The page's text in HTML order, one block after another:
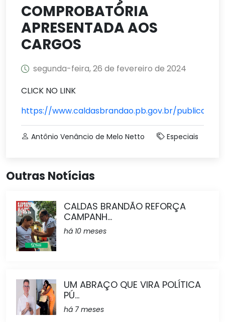
COMPROBATÓRIA
APRESENTADA AOS
CARGOS
segunda-feira, 26 de fevereiro de 2024
CLICK NO LINK
https://www.caldasbrandao.pb.gov.br/
Antônio Venâncio de Melo Netto Especiais
Outras Notícias
CALDAS BRANDÃO REFORÇA
CAMPANH...
há 10 meses
UM ABRAÇO QUE VIRA POLÍTICA
PÚ...
há 7 meses